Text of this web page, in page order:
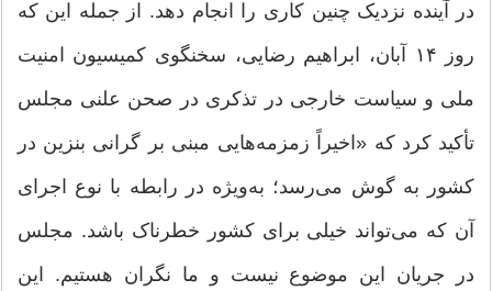
در آینده نزدیک چنین کاری را انجام دهد. از جمله این که
روز ۱۴ آبان، ابراهیم رضایی، سخنگوی کمیسیون امنیت
ملی و سیاست خارجی در تذکری در صحن علنی مجلس
تأکید کرد که «اخیراً زمزمه‌هایی مبنی بر گرانی بنزین در
کشور به گوش می‌رسد؛ به‌ویژه در رابطه با نوع اجرای
آن که می‌تواند خیلی برای کشور خطرناک باشد. مجلس
در جریان این موضوع نیست و ما نگران هستیم. این